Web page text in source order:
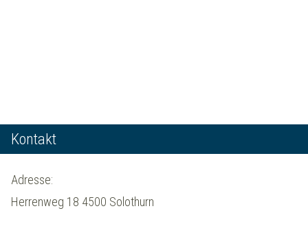
Kontakt
Adresse:
Herrenweg 18 4500 Solothurn